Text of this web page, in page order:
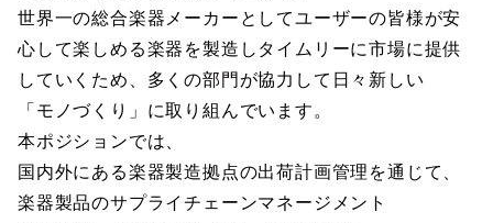
世界一の総合楽器メーカーとしてユーザーの皆様が安
心して楽しめる楽器を製造しタイムリーに市場に提供
していくため、多くの部門が協力して日々新しい
「モノづくり」に取り組んでいます。
本ポジションでは、
国内外にある楽器製造拠点の出荷計画管理を通じて、
楽器製品のサプライチェーンマネージメント